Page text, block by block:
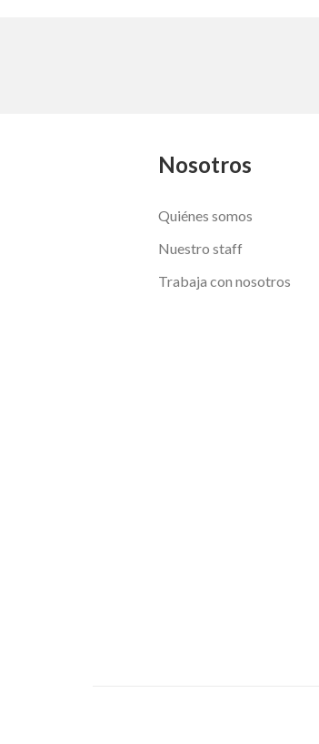
Nosotros
Quiénes somos
Nuestro staff
Trabaja con nosotros